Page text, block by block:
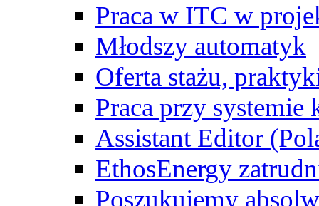
Praca w ITC w
Młodszy automatyk
Oferta stażu,
Praca przy
Assistant Editor
EthosEnergy
Poszukujemy